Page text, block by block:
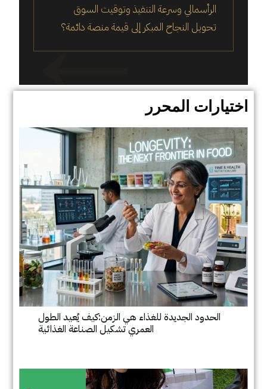
الرأسمالي وسرعة التنفيذ وتوقيت السوق
تحويل النجاح المبكر إلى قيمة منصة دائمة؟
اختيارات المحرر
الحدود الجديدة للغذاء هي الزمن:كيف يُعيد الطول
العمري تشكيل الصناعة الغذائية